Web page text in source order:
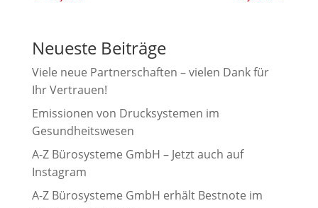
Neueste Beiträge
Viele neue Partnerschaften – vielen Dank für
Ihr Vertrauen!
Emissionen von Drucksystemen im
Gesundheitswesen
A-Z Bürosysteme GmbH – Jetzt auch auf
Instagram
A-Z Bürosysteme GmbH erhält Bestnote im